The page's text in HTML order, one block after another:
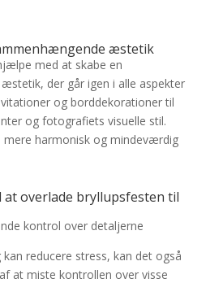
æstetik
med at skabe en
der går igen i alle aspekter
og borddekorationer til
og fotografiets visuelle stil.
mere harmonisk og mindeværdig
overlade bryllupsfesten til
kontrol over detaljerne
reducere stress, kan det også
at miste kontrollen over visse